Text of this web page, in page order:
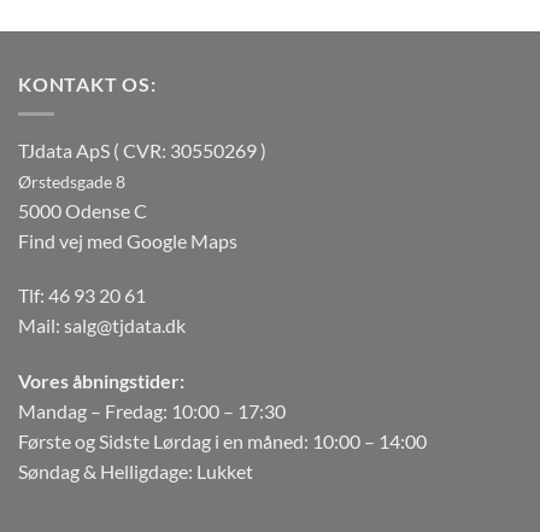
KONTAKT OS:
TJdata ApS ( CVR: 30550269 )
Ørstedsgade 8
5000 Odense C
Find vej med Google Maps
Tlf: 46 93 20 61
Mail: salg@tjdata.dk
Vores åbningstider:
Mandag – Fredag: 10:00 – 17:30
Første og Sidste Lørdag i en måned: 10:00 – 14:00
Søndag & Helligdage: Lukket